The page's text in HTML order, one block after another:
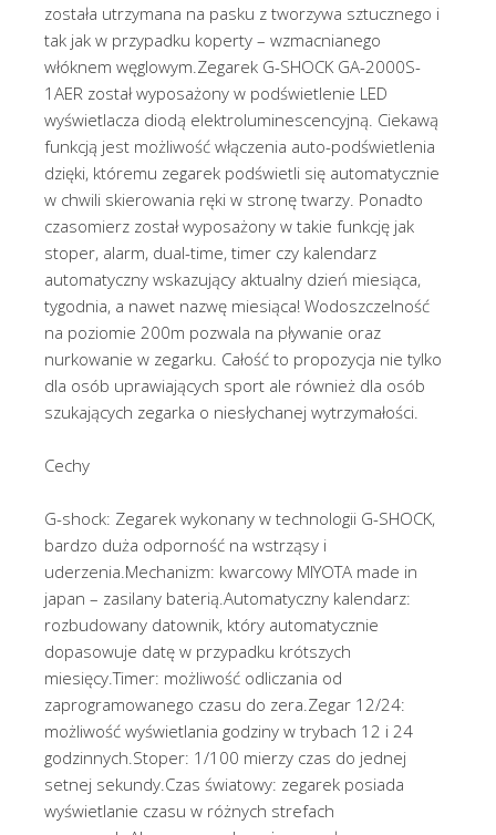
została utrzymana na pasku z tworzywa sztucznego i
tak jak w przypadku koperty – wzmacnianego
włóknem węglowym.Zegarek G-SHOCK GA-2000S-
1AER został wyposażony w podświetlenie LED
wyświetlacza diodą elektroluminescencyjną. Ciekawą
funkcją jest możliwość włączenia auto-podświetlenia
dzięki, któremu zegarek podświetli się automatycznie
w chwili skierowania ręki w stronę twarzy. Ponadto
czasomierz został wyposażony w takie funkcję jak
stoper, alarm, dual-time, timer czy kalendarz
automatyczny wskazujący aktualny dzień miesiąca,
tygodnia, a nawet nazwę miesiąca! Wodoszczelność
na poziomie 200m pozwala na pływanie oraz
nurkowanie w zegarku. Całość to propozycja nie tylko
dla osób uprawiających sport ale również dla osób
szukających zegarka o niesłychanej wytrzymałości.
Cechy
G-shock: Zegarek wykonany w technologii G-SHOCK,
bardzo duża odporność na wstrząsy i
uderzenia.Mechanizm: kwarcowy MIYOTA made in
japan – zasilany baterią.Automatyczny kalendarz:
rozbudowany datownik, który automatycznie
dopasowuje datę w przypadku krótszych
miesięcy.Timer: możliwość odliczania od
zaprogramowanego czasu do zera.Zegar 12/24:
możliwość wyświetlania godziny w trybach 12 i 24
godzinnych.Stoper: 1/100 mierzy czas do jednej
setnej sekundy.Czas światowy: zegarek posiada
wyświetlanie czasu w różnych strefach